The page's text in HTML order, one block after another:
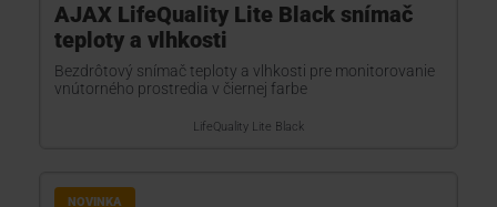
AJAX LifeQuality Lite Black snímač
teploty a vlhkosti
Bezdrôtový snímač teploty a vlhkosti pre monitorovanie
vnútorného prostredia v čiernej farbe
LifeQuality Lite Black
NOVINKA